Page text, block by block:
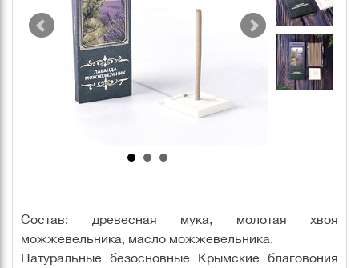
Состав: древесная мука, молотая хвоя
можжевельника, масло можжевельника.
Натуральные безосновные Крымские благовония